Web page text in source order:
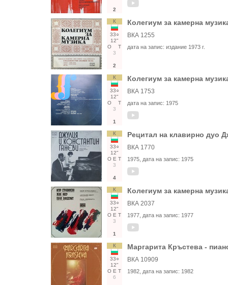
2
К
33○
12"
О
Т
3
2
Колегиум за камерна
ВКА 1255
дата на запис: издание 1973 г.
К
33○
12"
О
Т
3
1
Колегиум за камерна
ВКА 1753
дата на запис: 1975
К
33○
12"
О Е Т
3
4
Рецитал на клавирно дуо
ВКА 1770
1975 , дата на запис: 1975
К
33○
12"
О Е Т
3
1
Колегиум за камерна
ВКА 2037
1977 , дата на запис: 1977
К
33○
12"
О Е Т
6
Маргарита Кръстева -
ВКА 10909
1982 , дата на запис: 1982